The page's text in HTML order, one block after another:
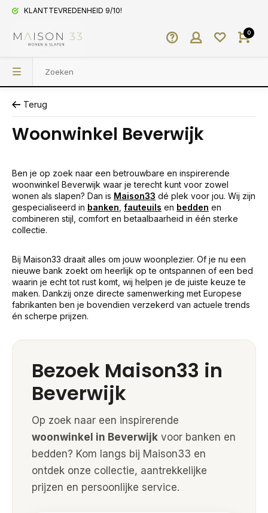
KLANTTEVREDENHEID 9/10!
0
Terug
Woonwinkel Beverwijk
Ben je op zoek naar een betrouwbare en inspirerende
woonwinkel Beverwijk waar je terecht kunt voor zowel
wonen als slapen? Dan is Maison33 dé plek voor jou. Wij zijn
gespecialiseerd in banken fauteuils en bedden en
combineren stijl, comfort en betaalbaarheid in één sterke
collectie.
Bij Maison33 draait alles om jouw woonplezier. Of je nu een
nieuwe bank zoekt om heerlijk op te ontspannen of een bed
waarin je echt tot rust komt, wij helpen je de juiste keuze te
maken. Dankzij onze directe samenwerking met Europese
fabrikanten ben je bovendien verzekerd van actuele trends
én scherpe prijzen.
Bezoek Maison33 in
Beverwijk
Op zoek naar een inspirerende
woonwinkel in Beverwijk voor banken en
bedden? Kom langs bij Maison33 en
ontdek onze collectie, aantrekkelijke
prijzen en persoonlijke service.